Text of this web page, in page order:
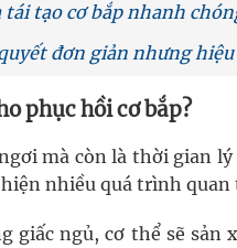
lực cho môi trường và
tái tạo cơ bắp nhanh
đơn giản nhưng
phục hồi cơ bắp?
mà còn là thời gian lý
nhiều quá trình
giấc ngủ, cơ thể sẽ